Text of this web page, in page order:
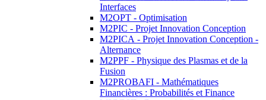
Interfaces
M2OPT - Optimisation
M2PIC - Projet Innovation Conception
M2PICA - Projet Innovation Conception -
Alternance
M2PPF - Physique des Plasmas et de la
Fusion
M2PROBAFI - Mathématiques
Financières : Probabilités et Finance